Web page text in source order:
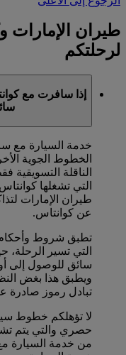
طيران الإمارات
لرحلتكم
إذا سافرت مع
خدمة السيارة مع
الخطوط الجوية
الناقلة
التي تشغلها
طيران الإمارات
عن كوانتاس.
تطبق شروط وأحكام
التي تسير الرحلة،
سائق للوصول إلى
ويطبق هذا بغض
تبادل رموز صادرة
لا تؤهلكم خطوط سير
حصري والتي يتم